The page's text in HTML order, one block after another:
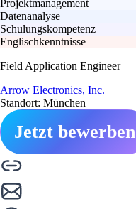
Projektmanagement
Datenanalyse
Schulungskompetenz
Englischkenntnisse
Field Application Engineer
Arrow Electronics, Inc.
Standort: München
Jetzt bewerben